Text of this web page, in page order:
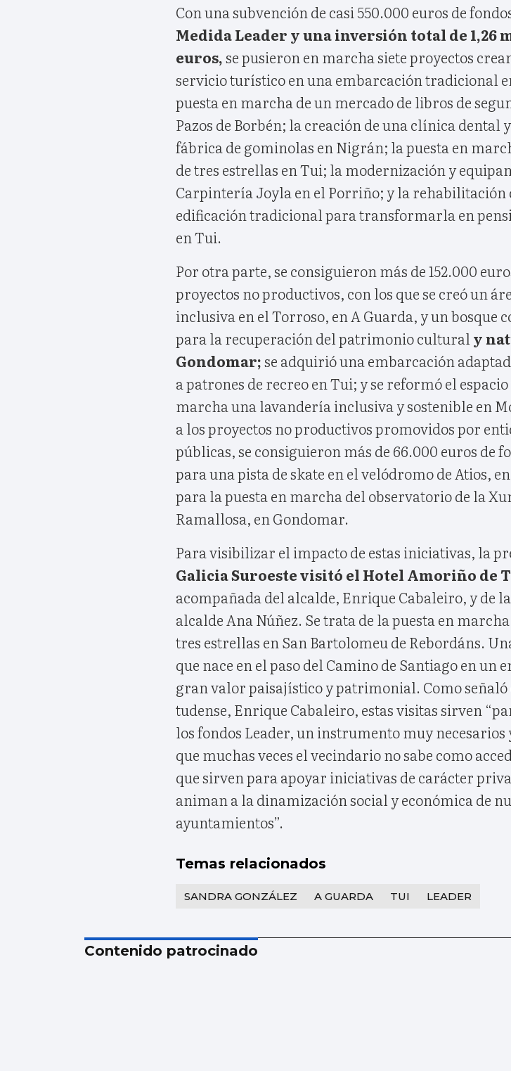
Con una subvención de casi 550.000 euros de
Medida Leader y una inversión total de 1,26
euros,se pusieron en marcha siete proyectos
servicio turístico en una embarcación tradicional
puesta en marcha de un mercado de libros de
Pazos de Borbén; la creación de una clínica dental
fábrica de gominolas en Nigrán; la puesta en
de tres estrellas en Tui; la modernización y
Carpintería Joyla en el Porriño; y la rehabilitación
edificación tradicional para transformarla en
en Tui.
Por otra parte, se consiguieron más de 152.000
proyectos no productivos, con los que se creó un
inclusiva en el Torroso, en A Guarda, y un bosque
para la recuperación del patrimonio cultural y
Gondomar;se adquirió una embarcación
a patrones de recreo en Tui; y se reformó el espacio
marcha una lavandería inclusiva y sostenible en
a los proyectos no productivos promovidos por
públicas, se consiguieron más de 66.000 euros de
para una pista de skate en el velódromo de Atios,
para la puesta en marcha del observatorio de la
Ramallosa, en Gondomar.
Para visibilizar el impacto de estas iniciativas, la
Galicia Suroeste visitó el Hotel Amoriño de
acompañada del alcalde, Enrique Cabaleiro, y de
alcalde Ana Núñez. Se trata de la puesta en
tres estrellas en San Bartolomeu de Rebordáns.
que nace en el paso del Camino de Santiago en un
gran valor paisajístico y patrimonial. Como señaló
tudense, Enrique Cabaleiro, estas visitas sirven
los fondos Leader, un instrumento muy necesarios
que muchas veces el vecindario no sabe como
que sirven para apoyar iniciativas de carácter
animan a la dinamización social y económica de
ayuntamientos”.
Temas relacionados
SANDRA GONZÁLEZ A GUARDA TUI LEADER
Contenido patrocinado